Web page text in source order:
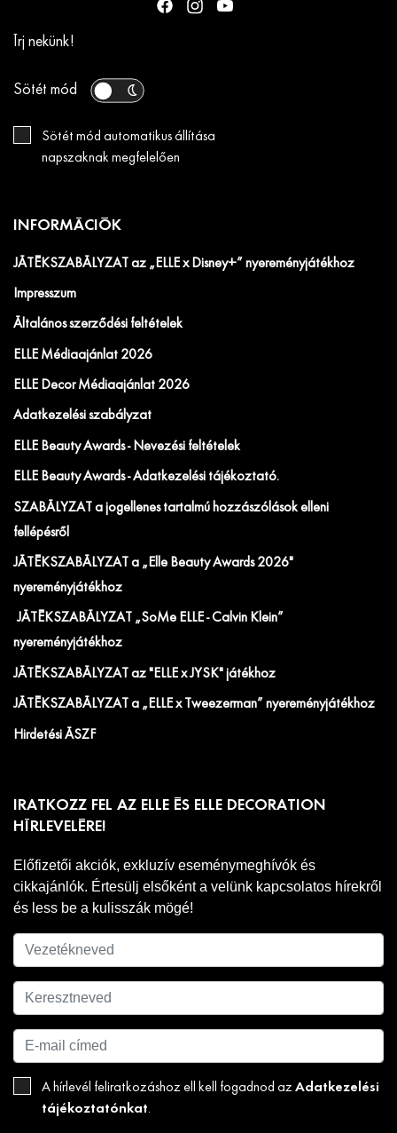
Írj nekünk!
Sötét mód
Sötét mód automatikus állítása
napszaknak megfelelően
INFORMÁCIÓK
JÁTÉKSZABÁLYZAT az „ELLE x Disney+” nyereményjátékhoz
Impresszum
Általános szerződési feltételek
ELLE Médiaajánlat 2026
ELLE Decor Médiaajánlat 2026
Adatkezelési szabályzat
ELLE Beauty Awards - Nevezési feltételek
ELLE Beauty Awards - Adatkezelési tájékoztató.
SZABÁLYZAT a jogellenes tartalmú hozzászólások elleni
fellépésről
JÁTÉKSZABÁLYZAT a „Elle Beauty Awards 2026"
nyereményjátékhoz
JÁTÉKSZABÁLYZAT „SoMe ELLE - Calvin Klein”
nyereményjátékhoz
JÁTÉKSZABÁLYZAT az "ELLE x JYSK" játékhoz
JÁTÉKSZABÁLYZAT a „ELLE x Tweezerman” nyereményjátékhoz
Hirdetési ÁSZF
IRATKOZZ FEL AZ ELLE ÉS ELLE DECORATION
HÍRLEVELÉRE!
Előfizetői akciók, exkluzív eseménymeghívók és
cikkajánlók. Értesülj elsőként a velünk kapcsolatos hírekről
és less be a kulisszák mögé!
A hírlevél feliratkozáshoz ell kell fogadnod az Adatkezelési
tájékoztatónkat.